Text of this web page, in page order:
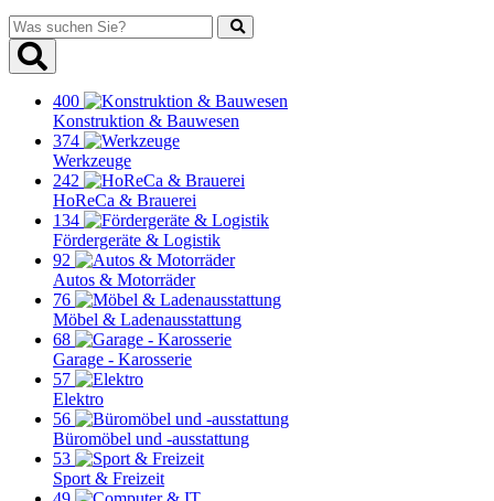
Was
suchen
Sie?
400
Konstruktion & Bauwesen
374
Werkzeuge
242
HoReCa & Brauerei
134
Fördergeräte & Logistik
92
Autos & Motorräder
76
Möbel & Ladenausstattung
68
Garage - Karosserie
57
Elektro
56
Büromöbel und -ausstattung
53
Sport & Freizeit